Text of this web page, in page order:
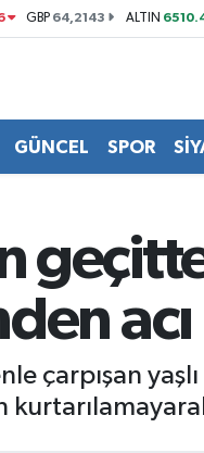
GBP 64,2143 ALTIN
GÜNCEL SPOR
çarpışan